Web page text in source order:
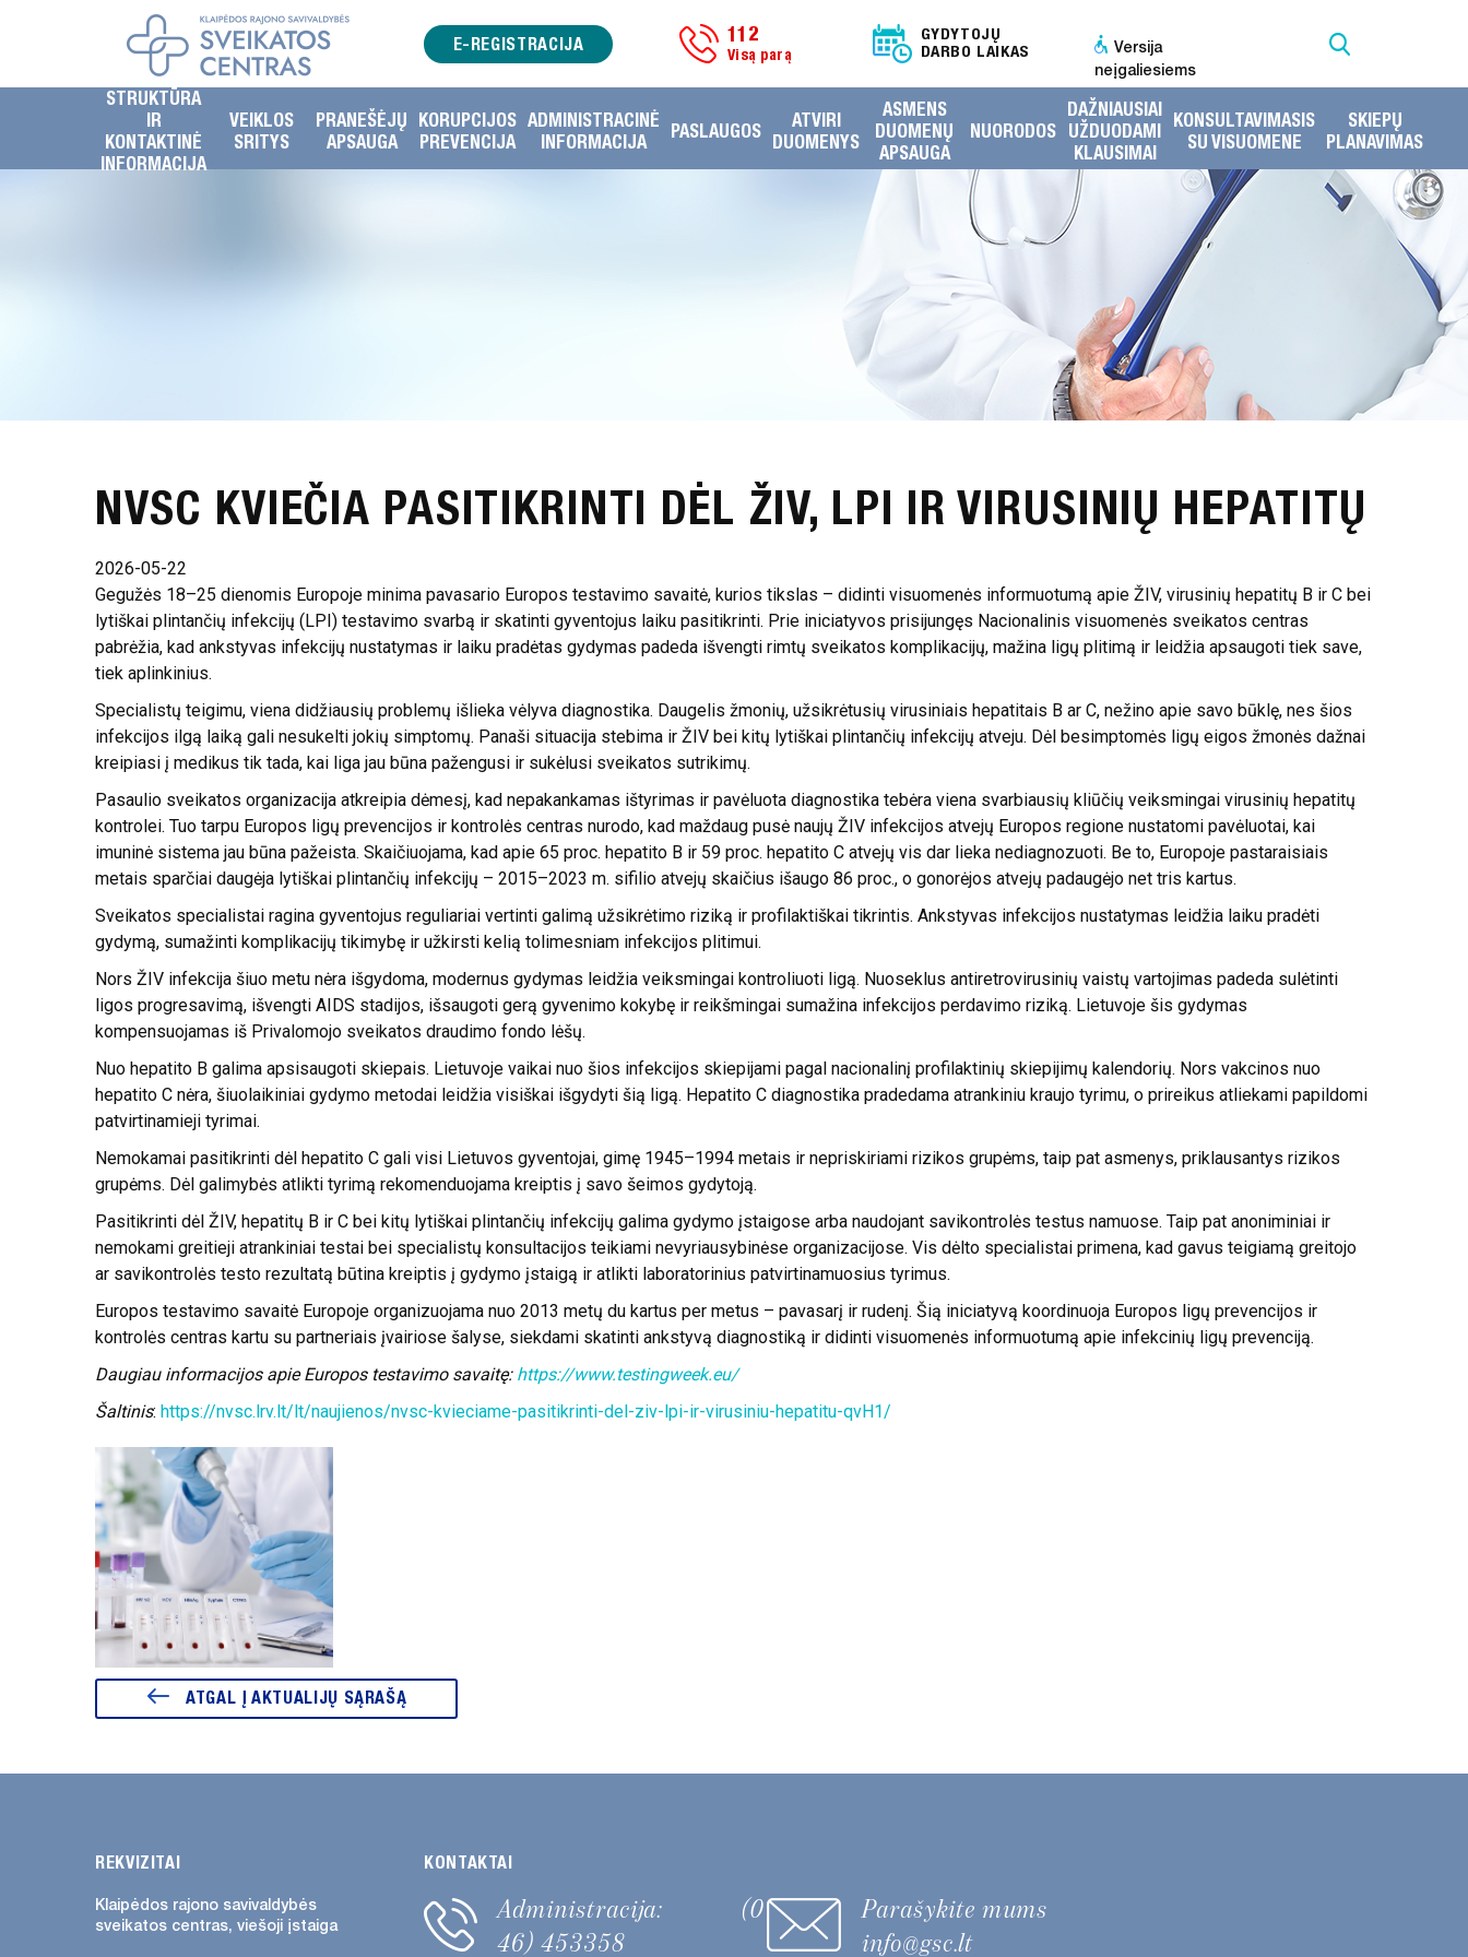
E-REGISTRACIJA 112
Visą parą
GYDYTOJŲ
DARBO LAIKAS
Versija
neįgaliesiems
STRUKTŪRA
IR
KONTAKTINĖ
INFORMACIJA
VEIKLOS
SRITYS
PRANEŠĖJŲ
APSAUGA
KORUPCIJOS
PREVENCIJA
ADMINISTRACINĖ
INFORMACIJA
PASLAUGOS
ATVIRI
DUOMENYS
ASMENS
DUOMENŲ
APSAUGA
NUORODOS
DAŽNIAUSIAI
UŽDUODAMI
KLAUSIMAI
KONSULTAVIMASIS
SU VISUOMENE
SKIEPŲ
PLANAVIMAS
NVSC KVIEČIA PASITIKRINTI DĖL ŽIV, LPI IR VIRUSINIŲ HEPATITŲ
2026-05-22
Gegužės 18–25 dienomis Europoje minima pavasario Europos testavimo savaitė, kurios tikslas – didinti visuomenės informuotumą apie ŽIV, virusinių hepatitų B ir C bei
lytiškai plintančių infekcijų (LPI) testavimo svarbą ir skatinti gyventojus laiku pasitikrinti. Prie iniciatyvos prisijungęs Nacionalinis visuomenės sveikatos centras
pabrėžia, kad ankstyvas infekcijų nustatymas ir laiku pradėtas gydymas padeda išvengti rimtų sveikatos komplikacijų, mažina ligų plitimą ir leidžia apsaugoti tiek save,
tiek aplinkinius.
Specialistų teigimu, viena didžiausių problemų išlieka vėlyva diagnostika. Daugelis žmonių, užsikrėtusių virusiniais hepatitais B ar C, nežino apie savo būklę, nes šios
infekcijos ilgą laiką gali nesukelti jokių simptomų. Panaši situacija stebima ir ŽIV bei kitų lytiškai plintančių infekcijų atveju. Dėl besimptomės ligų eigos žmonės dažnai
kreipiasi į medikus tik tada, kai liga jau būna pažengusi ir sukėlusi sveikatos sutrikimų.
Pasaulio sveikatos organizacija atkreipia dėmesį, kad nepakankamas ištyrimas ir pavėluota diagnostika tebėra viena svarbiausių kliūčių veiksmingai virusinių hepatitų
kontrolei. Tuo tarpu Europos ligų prevencijos ir kontrolės centras nurodo, kad maždaug pusė naujų ŽIV infekcijos atvejų Europos regione nustatomi pavėluotai, kai
imuninė sistema jau būna pažeista. Skaičiuojama, kad apie 65 proc. hepatito B ir 59 proc. hepatito C atvejų vis dar lieka nediagnozuoti. Be to, Europoje pastaraisiais
metais sparčiai daugėja lytiškai plintančių infekcijų – 2015–2023 m. sifilio atvejų skaičius išaugo 86 proc., o gonorėjos atvejų padaugėjo net tris kartus.
Sveikatos specialistai ragina gyventojus reguliariai vertinti galimą užsikrėtimo riziką ir profilaktiškai tikrintis. Ankstyvas infekcijos nustatymas leidžia laiku pradėti
gydymą, sumažinti komplikacijų tikimybę ir užkirsti kelią tolimesniam infekcijos plitimui.
Nors ŽIV infekcija šiuo metu nėra išgydoma, modernus gydymas leidžia veiksmingai kontroliuoti ligą. Nuoseklus antiretrovirusinių vaistų vartojimas padeda sulėtinti
ligos progresavimą, išvengti AIDS stadijos, išsaugoti gerą gyvenimo kokybę ir reikšmingai sumažina infekcijos perdavimo riziką. Lietuvoje šis gydymas
kompensuojamas iš Privalomojo sveikatos draudimo fondo lėšų.
Nuo hepatito B galima apsisaugoti skiepais. Lietuvoje vaikai nuo šios infekcijos skiepijami pagal nacionalinį profilaktinių skiepijimų kalendorių. Nors vakcinos nuo
hepatito C nėra, šiuolaikiniai gydymo metodai leidžia visiškai išgydyti šią ligą. Hepatito C diagnostika pradedama atrankiniu kraujo tyrimu, o prireikus atliekami papildomi
patvirtinamieji tyrimai.
Nemokamai pasitikrinti dėl hepatito C gali visi Lietuvos gyventojai, gimę 1945–1994 metais ir nepriskiriami rizikos grupėms, taip pat asmenys, priklausantys rizikos
grupėms. Dėl galimybės atlikti tyrimą rekomenduojama kreiptis į savo šeimos gydytoją.
Pasitikrinti dėl ŽIV, hepatitų B ir C bei kitų lytiškai plintančių infekcijų galima gydymo įstaigose arba naudojant savikontrolės testus namuose. Taip pat anoniminiai ir
nemokami greitieji atrankiniai testai bei specialistų konsultacijos teikiami nevyriausybinėse organizacijose. Vis dėlto specialistai primena, kad gavus teigiamą greitojo
ar savikontrolės testo rezultatą būtina kreiptis į gydymo įstaigą ir atlikti laboratorinius patvirtinamuosius tyrimus.
Europos testavimo savaitė Europoje organizuojama nuo 2013 metų du kartus per metus – pavasarį ir rudenį. Šią iniciatyvą koordinuoja Europos ligų prevencijos ir
kontrolės centras kartu su partneriais įvairiose šalyse, siekdami skatinti ankstyvą diagnostiką ir didinti visuomenės informuotumą apie infekcinių ligų prevenciją.
Daugiau informacijos apie Europos testavimo savaitę: https://www.testingweek.eu/
Šaltinis: https://nvsc.lrv.lt/lt/naujienos/nvsc-kvieciame-pasitikrinti-del-ziv-lpi-ir-virusiniu-hepatitu-qvH1/
ATGAL Į AKTUALIJŲ SĄRAŠĄ
REKVIZITAI
Klaipėdos rajono savivaldybės
sveikatos centras, viešoji įstaiga
KONTAKTAI
Administracija:
(0
46) 453358
Parašykite mums
info@gsc.lt